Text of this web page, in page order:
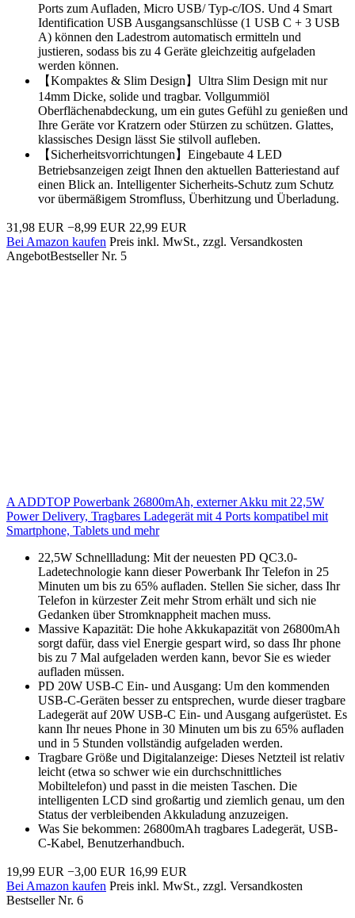
Ports zum Aufladen, Micro USB/ Typ-c/IOS. Und 4 Smart
Identification USB Ausgangsanschlüsse (1 USB C + 3 USB
A) können den Ladestrom automatisch ermitteln und
justieren, sodass bis zu 4 Geräte gleichzeitig aufgeladen
werden können.
【Kompaktes & Slim Design】Ultra Slim Design mit nur
14mm Dicke, solide und tragbar. Vollgummiöl
Oberflächenabdeckung, um ein gutes Gefühl zu genießen und
Ihre Geräte vor Kratzern oder Stürzen zu schützen. Glattes,
klassisches Design lässt Sie stilvoll aufleben.
【Sicherheitsvorrichtungen】Eingebaute 4 LED
Betriebsanzeigen zeigt Ihnen den aktuellen Batteriestand auf
einen Blick an. Intelligenter Sicherheits-Schutz zum Schutz
vor übermäßigem Stromfluss, Überhitzung und Überladung.
31,98 EUR −8,99 EUR 22,99 EUR
Bei Amazon kaufen Preis inkl. MwSt., zzgl. Versandkosten
AngebotBestseller Nr. 5
A ADDTOP Powerbank 26800mAh, externer Akku mit 22,5W
Power Delivery, Tragbares Ladegerät mit 4 Ports kompatibel mit
Smartphone, Tablets und mehr
22,5W Schnellladung: Mit der neuesten PD QC3.0-
Ladetechnologie kann dieser Powerbank Ihr Telefon in 25
Minuten um bis zu 65% aufladen. Stellen Sie sicher, dass Ihr
Telefon in kürzester Zeit mehr Strom erhält und sich nie
Gedanken über Stromknappheit machen muss.
Massive Kapazität: Die hohe Akkukapazität von 26800mAh
sorgt dafür, dass viel Energie gespart wird, so dass Ihr phone
bis zu 7 Mal aufgeladen werden kann, bevor Sie es wieder
aufladen müssen.
PD 20W USB-C Ein- und Ausgang: Um den kommenden
USB-C-Geräten besser zu entsprechen, wurde dieser tragbare
Ladegerät auf 20W USB-C Ein- und Ausgang aufgerüstet. Es
kann Ihr neues Phone in 30 Minuten um bis zu 65% aufladen
und in 5 Stunden vollständig aufgeladen werden.
Tragbare Größe und Digitalanzeige: Dieses Netzteil ist relativ
leicht (etwa so schwer wie ein durchschnittliches
Mobiltelefon) und passt in die meisten Taschen. Die
intelligenten LCD sind großartig und ziemlich genau, um den
Status der verbleibenden Akkuladung anzuzeigen.
Was Sie bekommen: 26800mAh tragbares Ladegerät, USB-
C-Kabel, Benutzerhandbuch.
19,99 EUR −3,00 EUR 16,99 EUR
Bei Amazon kaufen Preis inkl. MwSt., zzgl. Versandkosten
Bestseller Nr. 6